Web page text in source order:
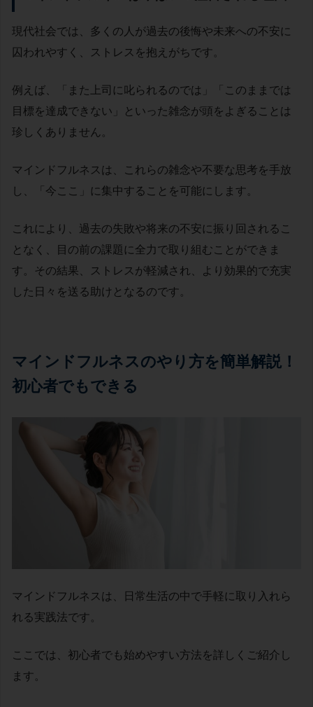
現代社会では、多くの人が過去の後悔や未来への不安に
囚われやすく、ストレスを抱えがちです。
例えば、「また上司に叱られるのでは」「このままでは
目標を達成できない」といった雑念が頭をよぎることは
珍しくありません。
マインドフルネスは、これらの雑念や不要な思考を手放
し、「今ここ」に集中することを可能にします。
これにより、過去の失敗や将来の不安に振り回されるこ
となく、目の前の課題に全力で取り組むことができま
す。その結果、ストレスが軽減され、より効果的で充実
した日々を送る助けとなるのです。
マインドフルネスのやり方を簡単解説！
初心者でもできる
マインドフルネスは、日常生活の中で手軽に取り入れら
れる実践法です。
ここでは、初心者でも始めやすい方法を詳しくご紹介し
ます。